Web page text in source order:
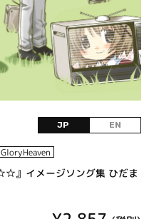
JP EN
GloryHeaven
』イメージソング集 ひだま